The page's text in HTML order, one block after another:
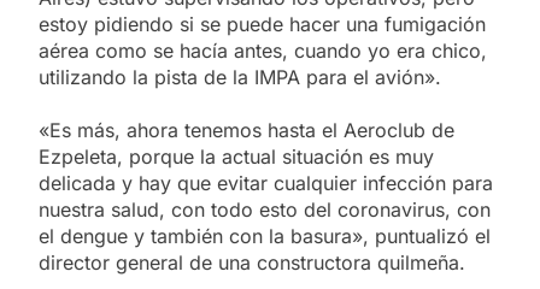
estoy pidiendo si se puede hacer una fumigación
aérea como se hacía antes, cuando yo era chico,
utilizando la pista de la IMPA para el avión».
«Es más, ahora tenemos hasta el Aeroclub de
Ezpeleta, porque la actual situación es muy
delicada y hay que evitar cualquier infección para
nuestra salud, con todo esto del coronavirus, con
el dengue y también con la basura», puntualizó el
director general de una constructora quilmeña.